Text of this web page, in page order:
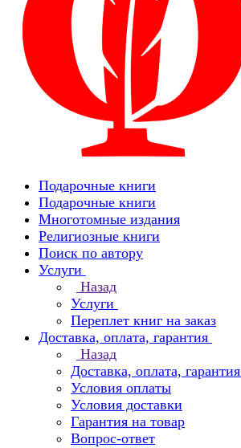
Подарочные книги
Подарочные книги
Многотомные издания
Религиозные книги
Поиск по автору
Услуги
Назад
Услуги
Переплет книг на заказ
Доставка, оплата, гарантия
Назад
Доставка, оплата, гарантия
Условия оплаты
Условия доставки
Гарантия на товар
Вопрос-ответ